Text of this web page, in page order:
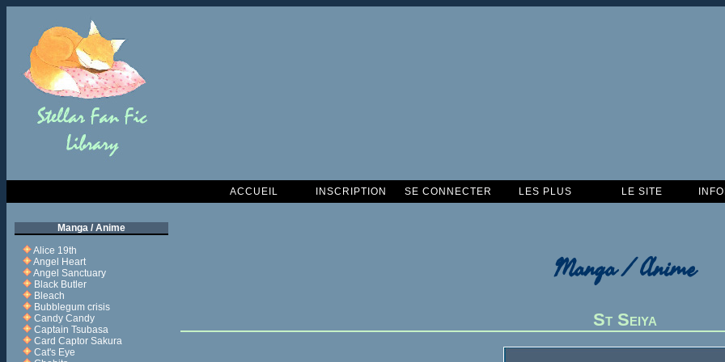
ACCUEIL INSCRIPTION SE CONNECTER LES PLUS LE SITE
Manga / Anime
Alice 19th
Angel Heart
Angel Sanctuary
Black Butler
Bleach
Bubblegum crisis
Candy Candy
Captain Tsubasa
Card Captor Sakura
Cat's Eye
Manga / Anime
St Seiya